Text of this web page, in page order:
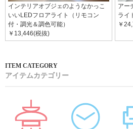
インテリアオブジェのようなかっこ
いいLEDフロアライト（リモコン
付・調光＆調色可能）
￥13,446(税抜)
アー
ライ
￥
アイテムカテゴリー